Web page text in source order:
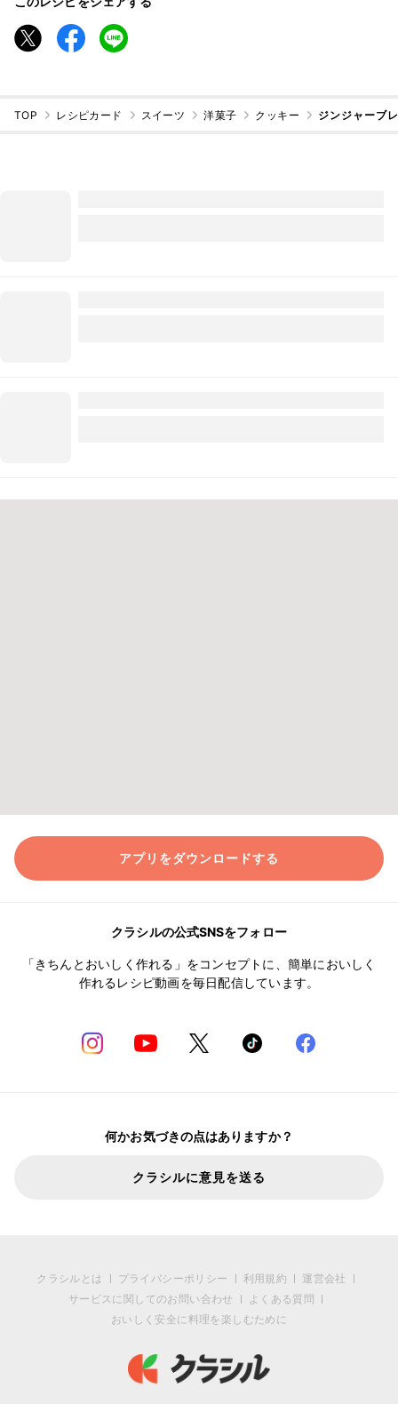
TOP レシピカード スイーツ 洋菓子 クッキー ジンジャーブ
アプリをダウンロードする
クラシルの公式SNSをフォロー
「きちんとおいしく作れる」をコンセプトに、簡単においしく
作れるレシピ動画を毎日配信しています。
何かお気づきの点はありますか？
クラシルに意見を送る
クラシルとは プライバシーポリシー 利用規約
運営会社
サービスに関してのお問い合わせ
よくある質問
おいしく安全に料理を楽しむために